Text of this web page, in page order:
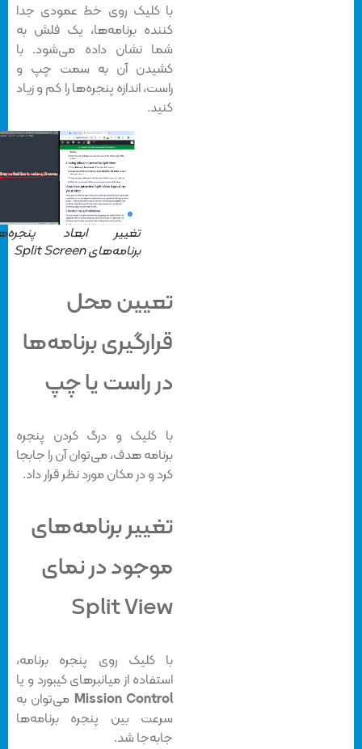
با کلیک روی خط عمودی جدا
کننده برنامه‌ها، یک فلش به
شما نشان داده می‌شود. با
کشیدن آن به سمت چپ و
راست، اندازه پنجره‌ها را کم و زیاد
کنید.
تغییر ابعاد پنجره‌های
برنامه‌های Split Screen
تعیین محل
قرارگیری برنامه‌ها
در راست یا چپ
با کلیک و درگ کردن پنجره
برنامه هدف، می‌توان آن را جابجا
کرد و در مکان مورد نظر قرار داد.
تغییر برنامه‌های
موجود در نمای
Split View
با کلیک روی پنجره برنامه،
استفاده از میانبرهای کیبورد و یا
Mission Controlمی‌توان به
سرعت بین پنجره برنامه‌ها
جابه‌جا شد.